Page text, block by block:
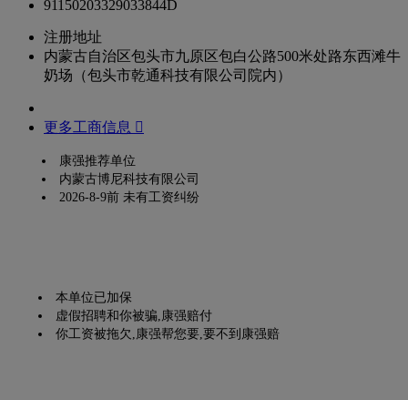
91150203329033844D
注册地址
内蒙古自治区包头市九原区包白公路500米处路东西滩牛
奶场（包头市乾通科技有限公司院内）
更多工商信息 
康强推荐单位
内蒙古博尼科技有限公司
2026-8-9前 未有工资纠纷
本单位已加保
虚假招聘和你被骗,康强赔付
你工资被拖欠,康强帮您要,要不到康强赔